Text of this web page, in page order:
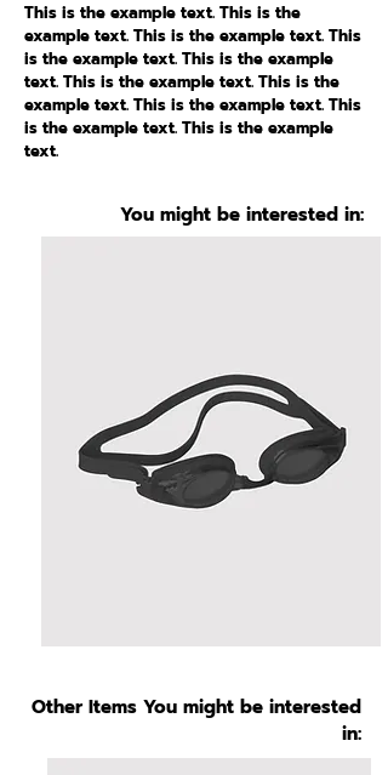
This is the example text. This is the
example text. This is the example text. This
is the example text. This is the example
text. This is the example text. This is the
example text. This is the example text. This
is the example text. This is the example
text.
You might be interested in:
Other Items You might be interested
in: